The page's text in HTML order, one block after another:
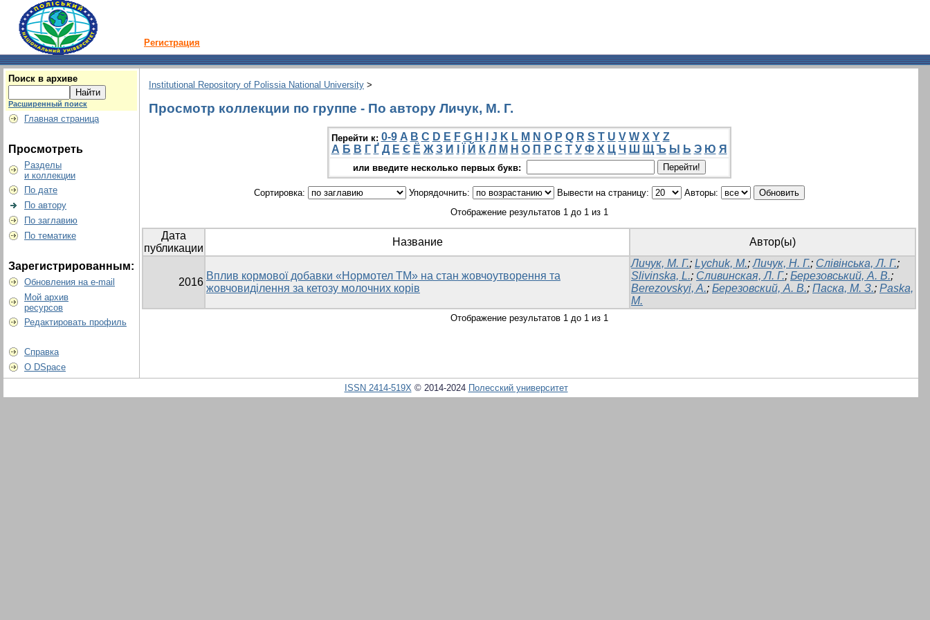
Регистрация
Поиск в архиве
Расширенный поиск
Главная страница
Просмотреть
Разделы
и коллекции
По дате
По автору
По заглавию
По тематике
Зарегистрированным:
Обновления на e-mail
Мой архив
ресурсов
Редактировать профиль
Справка
О DSpace
Institutional Repository of Polissia National University >
Просмотр коллекции по группе - По автору Личук, М. Г.
Перейти к: 0-9 A B C D E F G H J K L M N O P Q R S T U V W X Y Z
А Б В Г Ґ Д Е Є Ё Ж З И Й К Л М Н О П Р С Т У Ф Х Ц Ч Ш Щ Ъ Ы Ь Э Ю Я
или введите несколько первых букв:
Сортировка: Упорядочнить: Вывести на страницу:
Авторы:
Отображение результатов 1 до 1 из 1
Дата
публикации
Название Автор(ы)
2016
Вплив кормової добавки «Нормотел ТМ» на стан жовчоутворення та
жовчовиділення за кетозу молочних корів
Личук, М. Г.; Lychuk, M.;Личук, Н. Г.; Слівінська, Л. Г.;
Slivinska, L.; Сливинская, Л. Г.; Березовський, А. В.;
Bеrezovskyi, A.; Березовский, А. В.; Паска, М. З.; Paska,
M.
Отображение результатов 1 до 1 из 1
ISSN 2414-519X© 2014-2024 Полесский университет